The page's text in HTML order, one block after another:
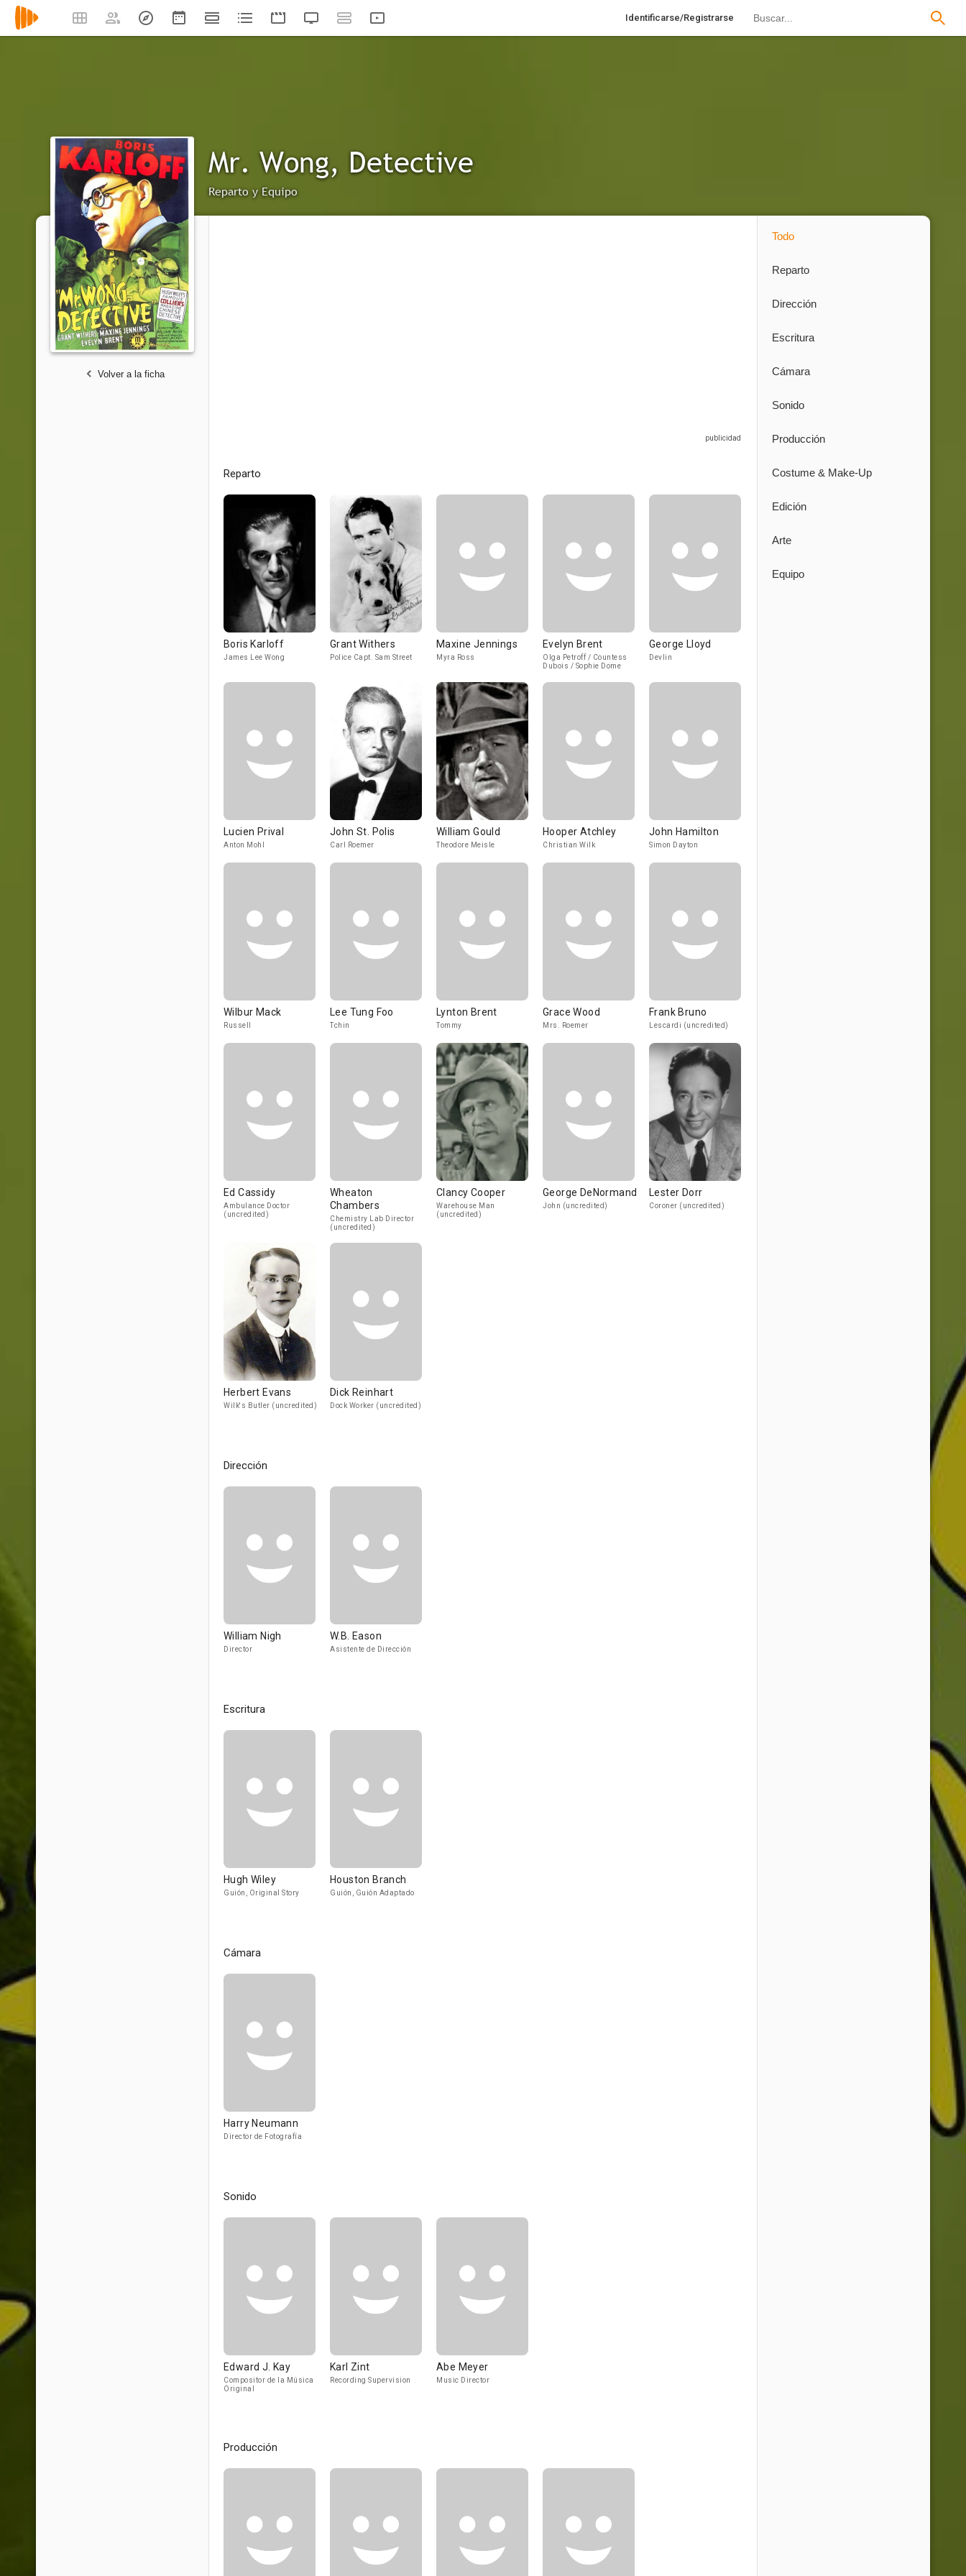
Identificarse/Registrarse
Mr. Wong, Detective
Reparto y Equipo
Volver a la ficha
Reparto
Boris Karloff
James Lee Wong
Grant Withers
Police Capt. Sam Street
Maxine Jennings
Myra Ross
Evelyn Brent
Olga Petroff / Countess
Dubois / Sophie Dome
George Lloyd
Devlin
Lucien Prival
Anton Mohl
John St. Polis
Carl Roemer
William Gould
Theodore Meisle
Hooper Atchley
Christian Wilk
John Hamilton
Simon Dayton
Wilbur Mack
Russell
Lee Tung Foo
Tchin
Lynton Brent
Tommy
Grace Wood
Mrs. Roemer
Frank Bruno
Lescardi (uncredited)
Ed Cassidy
Ambulance Doctor
(uncredited)
Wheaton
Chambers
Chemistry Lab Director
(uncredited)
Clancy Cooper
Warehouse Man
(uncredited)
George DeNormand
John (uncredited)
Lester Dorr
Coroner (uncredited)
Herbert Evans
Wilk's Butler (uncredited)
Dick Reinhart
Dock Worker (uncredited)
Dirección
William Nigh
Director
W.B. Eason
Asistente de Dirección
Escritura
Hugh Wiley
Guión, Original Story
Houston Branch
Guión, Guión Adaptado
Cámara
Harry Neumann
Director de Fotografía
Sonido
Edward J. Kay
Compositor de la Música
Original
Karl Zint
Recording Supervision
Abe Meyer
Music Director
Producción
Todo
Reparto
Dirección
Escritura
Cámara
Sonido
Producción
Costume & Make-Up
Edición
Arte
Equipo